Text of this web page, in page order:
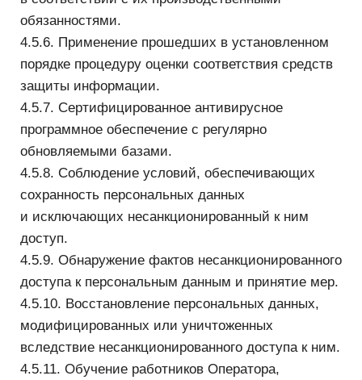
такого отказа;
— опубликовать или иным образом обеспечить
неограниченный доступ к документу,
определяющему его политику в отношении
обработки персональных данных, к сведениям
о реализуемых требованиях к защите
персональных данных;
— принимать необходимые правовые,
организационные и технические меры или
обеспечивать их принятие для защиты
персональных данных от неправомерного или
случайного доступа к ним, уничтожения,
изменения, блокирования, копирования,
предоставления, распространения персональных
данных, а также от иных неправомерных
действий в отношении персональных данных;
— давать ответы на запросы и обращения
субъектов персональных данных,
их представителей и уполномоченного органа